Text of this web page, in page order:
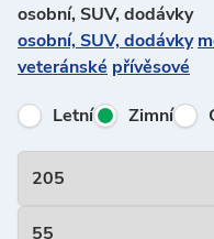
osobní, SUV, dodávky
osobní, SUV, dodávky
veteránské přívěsové
Letní
Zimní